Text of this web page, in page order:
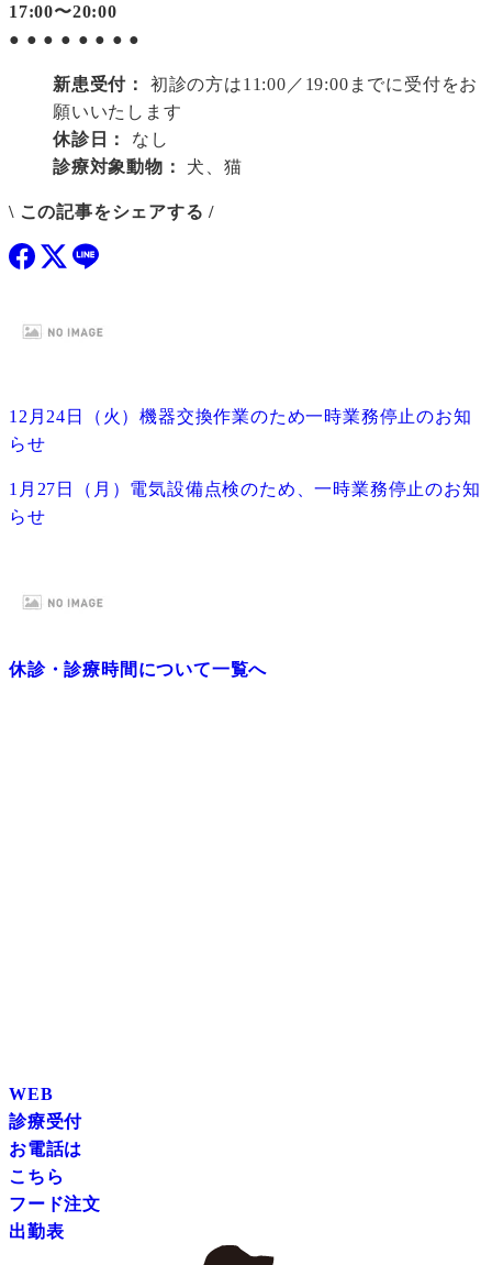
17:00〜20:00
● ● ● ● ● ● ● ●
新患受付：
初診の方は11:00／19:00までに受付をお
願いいたします
休診日：
なし
診療対象動物：
犬、猫
\ この記事をシェアする /
12月24日（火）機器交換作業のため一時業務停止のお知
らせ
1月27日（月）電気設備点検のため、一時業務停止のお知
らせ
休診・診療時間について一覧へ
WEB
診療受付
お電話は
こちら
フード注文
出勤表